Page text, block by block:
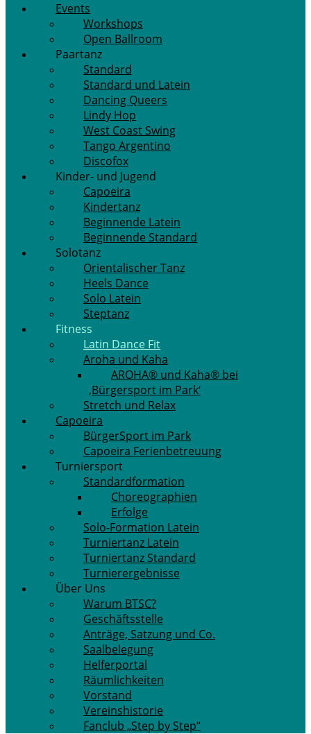
Events
Workshops
Open Ballroom
Paartanz
Standard
Standard und Latein
Dancing Queers
Lindy Hop
West Coast Swing
Tango Argentino
Discofox
Kinder- und Jugend
Capoeira
Kindertanz
Beginnende Latein
Beginnende Standard
Solotanz
Orientalischer Tanz
Heels Dance
Solo Latein
Steptanz
Fitness
Latin Dance Fit
Aroha und Kaha
AROHA® und Kaha® bei
‚Bürgersport im Park‘
Stretch und Relax
Capoeira
BürgerSport im Park
Capoeira Ferienbetreuung
Turniersport
Standardformation
Choreographien
Erfolge
Solo-Formation Latein
Turniertanz Latein
Turniertanz Standard
Turnierergebnisse
Über Uns
Warum BTSC?
Geschäftsstelle
Anträge, Satzung und Co.
Saalbelegung
Helferportal
Räumlichkeiten
Vorstand
Vereinshistorie
Fanclub „Step by Step“